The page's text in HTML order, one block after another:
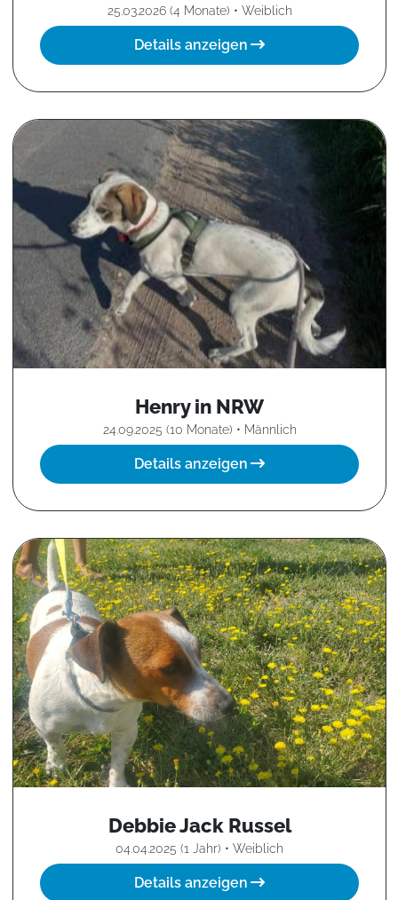
25.03.2026 (4 Monate) • Weiblich
Details anzeigen
Henry in NRW
24.09.2025 (10 Monate) • Männlich
Details anzeigen
Debbie Jack Russel
04.04.2025 (1 Jahr) • Weiblich
Details anzeigen